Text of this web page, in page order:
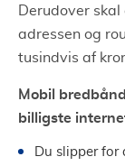
Derudover
adressen og
tusindvis af
Mobil
billigste
Du slipper for